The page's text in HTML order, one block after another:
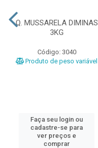
Q. MUSSARELA DIMINAS
3KG
Código: 3040
Produto de peso variável
Faça seu login ou
cadastre-se para
ver preços e
comprar